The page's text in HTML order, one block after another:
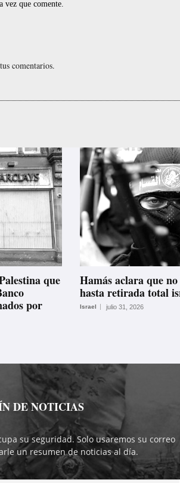
que comente.
comentarios.
que
por
Hamás aclara que
hasta retirada total
Israel julio 31, 2026
DE NOTICIAS
su seguridad. Solo usaremos su correo
un resumen de noticias al día.